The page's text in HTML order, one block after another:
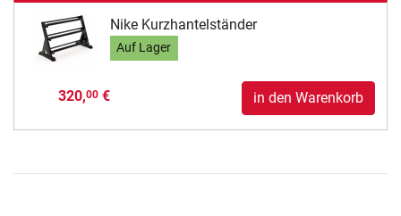
Nike Kurzhantelständer
Auf Lager
320,00€ in den Warenkorb